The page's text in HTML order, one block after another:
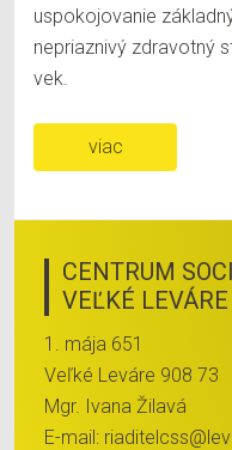
uspokojovanie
nepriaznivý zdravotný
vek.
viac
CENTRUM
VEĽKÉ LEVÁRE
1. mája 651
Veľké Leváre 908 73
Mgr. Ivana Žilavá
E-mail: